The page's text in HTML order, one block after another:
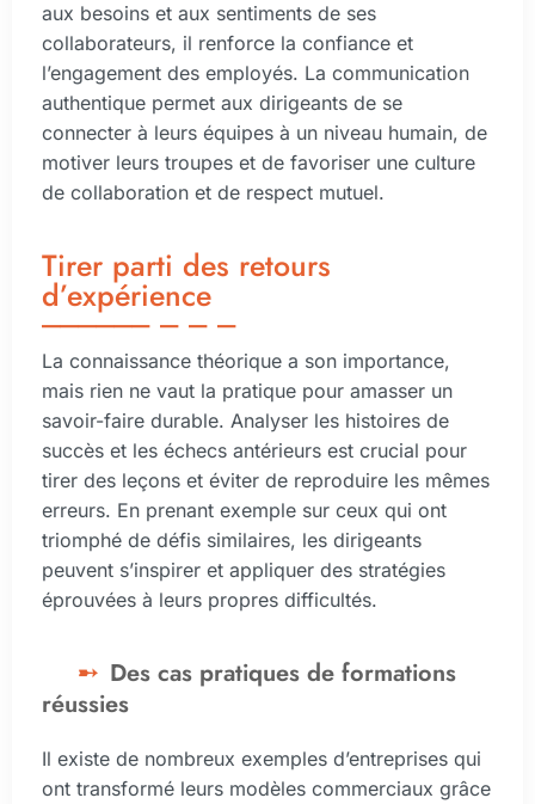
aux besoins et aux sentiments de ses
collaborateurs, il renforce la confiance et
l’engagement des employés. La communication
authentique permet aux dirigeants de se
connecter à leurs équipes à un niveau humain, de
motiver leurs troupes et de favoriser une culture
de collaboration et de respect mutuel.
Tirer parti des retours
d’expérience
La connaissance théorique a son importance,
mais rien ne vaut la pratique pour amasser un
savoir-faire durable. Analyser les histoires de
succès et les échecs antérieurs est crucial pour
tirer des leçons et éviter de reproduire les mêmes
erreurs. En prenant exemple sur ceux qui ont
triomphé de défis similaires, les dirigeants
peuvent s’inspirer et appliquer des stratégies
éprouvées à leurs propres difficultés.
Des cas pratiques de formations
réussies
Il existe de nombreux exemples d’entreprises qui
ont transformé leurs modèles commerciaux grâce